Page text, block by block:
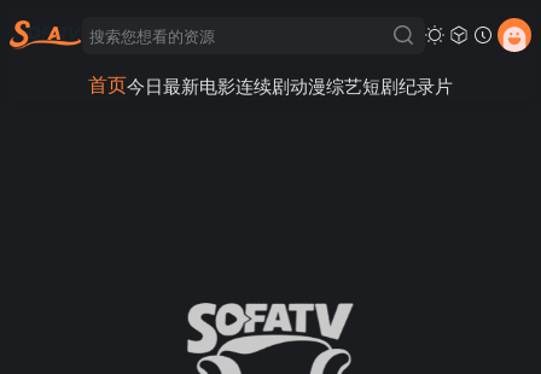
首页今日最新电影连续剧动漫综艺短剧纪录片